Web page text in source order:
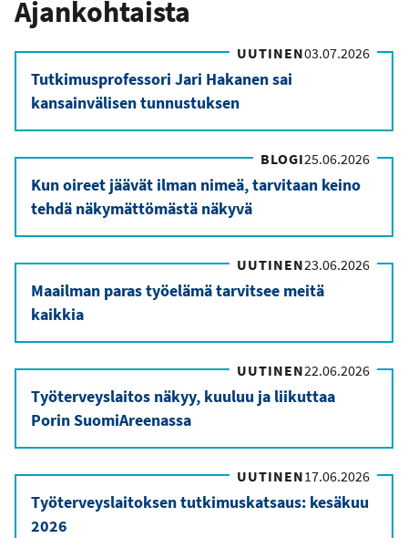
Ajankohtaista
UUTINEN03.07.2026
Tutkimusprofessori Jari Hakanen sai
kansainvälisen tunnustuksen
BLOGI25.06.2026
Kun oireet jäävät ilman nimeä, tarvitaan keino
tehdä näkymättömästä näkyvä
UUTINEN23.06.2026
Maailman paras työelämä tarvitsee meitä
kaikkia
UUTINEN22.06.2026
Työterveyslaitos näkyy, kuuluu ja liikuttaa
Porin SuomiAreenassa
UUTINEN17.06.2026
Työterveyslaitoksen tutkimuskatsaus: kesäkuu
2026